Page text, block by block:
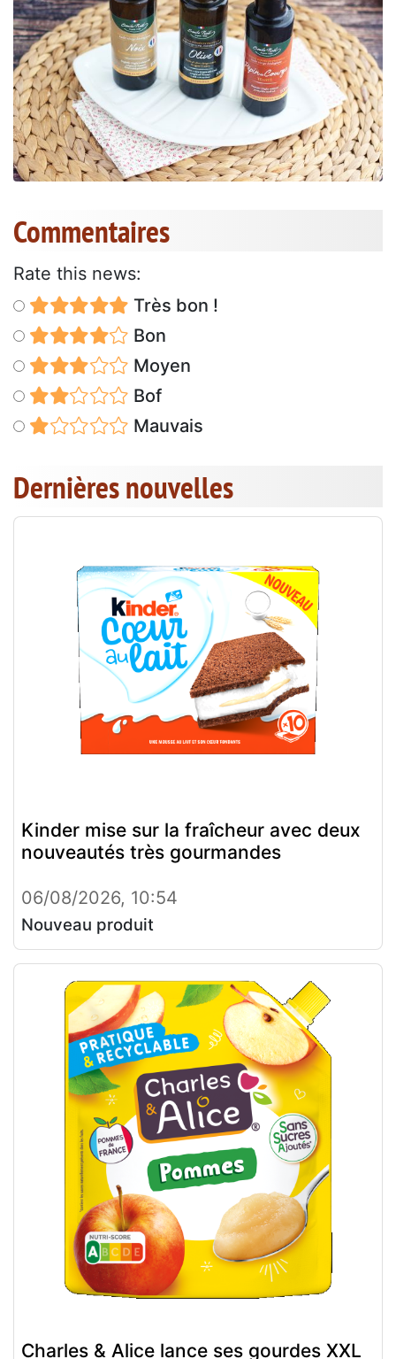
Commentaires
Rate this news:
Très bon !
Bon
Moyen
Bof
Mauvais
Dernières nouvelles
Kinder mise sur la fraîcheur avec deux
nouveautés très gourmandes
06/08/2026, 10:54
Nouveau produit
Charles & Alice lance ses gourdes XXL